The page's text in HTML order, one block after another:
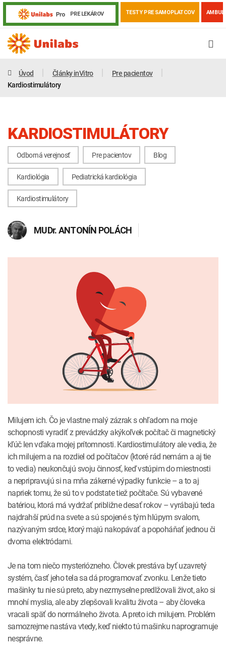
PRE LEKÁROV TESTY PRE SAMOPLATCOV
Genetika Covid-19
INTOLERANCIA POTRAVÍN Lymská borelióza
Úvod Články inVitro
Pre pacientov
Kardiostimulátory
KARDIOSTIMULÁTORY
Odborná verejnosť Pre pacientov Blog
Kardiológia Pediatrická kardiológia
Kardiostimulátory
MUDr.ANTONÍN POLÁCH
Milujem ich. Čo je vlastne malý zázrak s ohľadom na moje
schopnosti vyradiť z prevádzky akýkoľvek počítač či magnetický
kľúč len vďaka mojej prítomnosti. Kardiostimulátory ale vedia, že
ich milujem a na rozdiel od počítačov (ktoré rád nemám a aj tie
to vedia) neukončujú svoju činnosť, keď vstúpim do miestnosti
a nepripravujú si na mňa zákerné výpadky funkcie – a to aj
napriek tomu, že sú to v podstate tiež počítače. Sú vybavené
batériou, ktorá má vydržať približne desať rokov – vyrábajú teda
najdrahší prúd na svete a sú spojené s tým hlúpym svalom,
nazývaným srdce, ktorý majú nakopávať a popoháňať jednou či
dvoma elektródami.
Je na tom niečo mysteriózneho. Človek prestáva byť uzavretý
systém, časť jeho tela sa dá programovať zvonku. Lenže tieto
mašinky tu nie sú preto, aby nezmyselne predlžovali život, ako si
mnohí myslia, ale aby zlepšovali kvalitu života – aby človeka
vracali späť do normálneho života. A preto ich milujem. Problém
samozrejme nastáva vtedy, keď niekto tú mašinku naprogramuje
nesprávne.